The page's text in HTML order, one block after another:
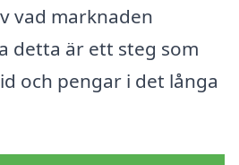
vad marknaden
detta är ett steg som
och pengar i det långa